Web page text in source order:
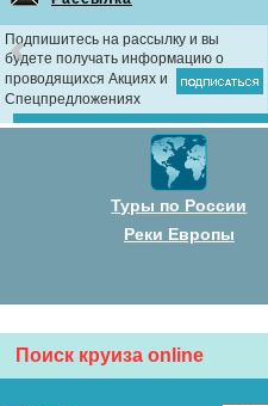
Подпишитесь на рассылку и вы
будете получать информацию о
проводящихся Акциях и
Спецпредложениях
Туры по России
Реки Европы
Поиск круиза online